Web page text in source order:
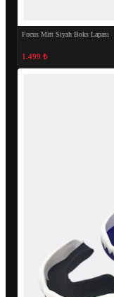
Focus Mitt Siyah Boks Lapası
1.499 ₺